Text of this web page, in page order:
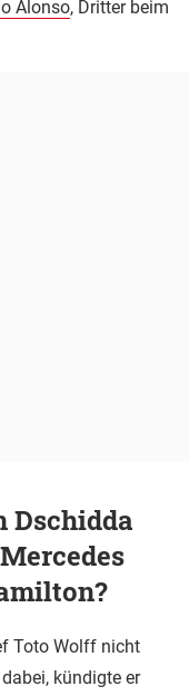
Alonso, Dritter beim
Dschidda
Toto Wolff nicht
kündigte er